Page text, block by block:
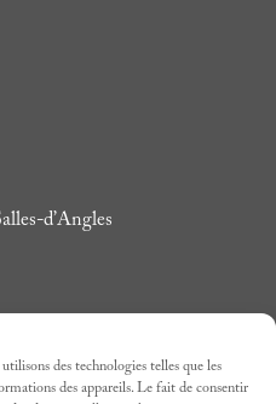
des technologies telles que les
des appareils. Le fait de consentir
d’Angles